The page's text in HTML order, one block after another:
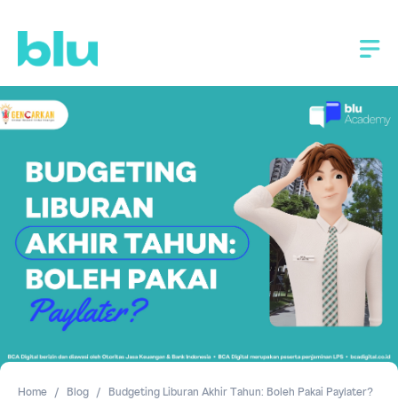
Home Blog Budgeting Liburan Akhir Tahun: Boleh Pakai Paylater?